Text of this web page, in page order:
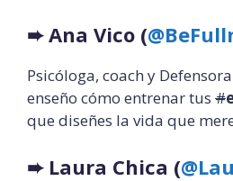
➨Ana Vico (
Psicóloga, coach y
enseño cómo entrenar tus #
que diseñes la vida que
➨ Laura Chica (